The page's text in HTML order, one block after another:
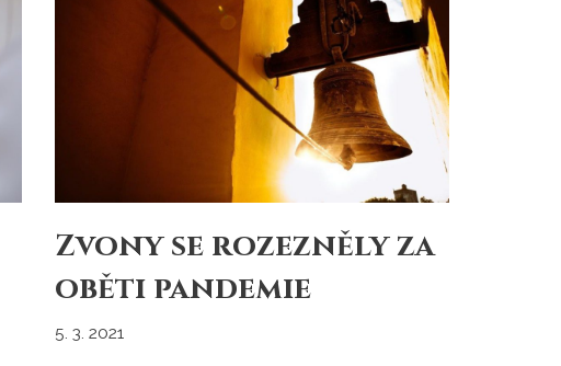
Zvony se rozezněly za
oběti pandemie
5. 3. 2021